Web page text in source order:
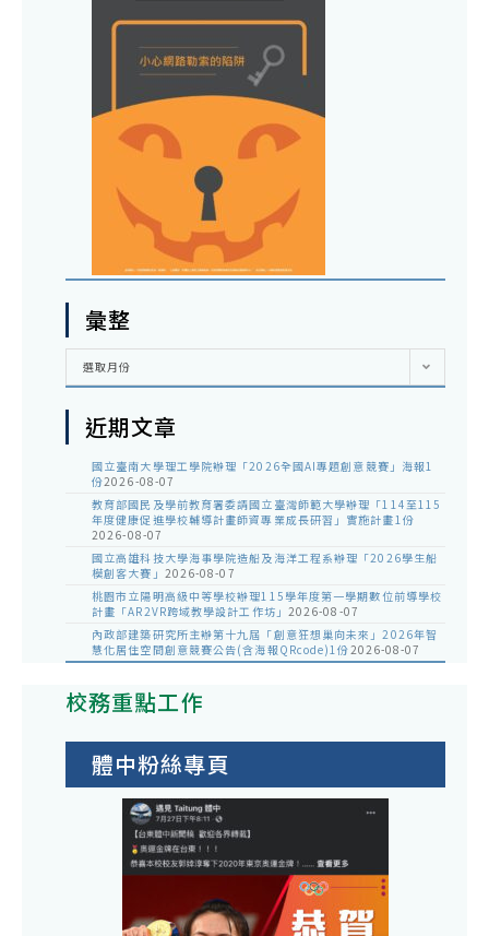
彙整
彙
選取月份
近期文章
國立臺南大學理工學院辦理「2026全國AI專題創意競賽」海報1
份2026-08-07
教育部國民及學前教育署委請國立臺灣師範大學辦理「114至115
年度健康促進學校輔導計畫師資專業成長研習」實施計畫1份
2026-08-07
國立高雄科技大學海事學院造船及海洋工程系辦理「2026學生船
模創客大賽」 2026-08-07
桃園市立陽明高級中等學校辦理115學年度第一學期數位前導學校
計畫「AR2VR跨域教學設計工作坊」 2026-08-07
內政部建築研究所主辦第十九屆「創意狂想巢向未來」2026年智
慧化居住空間創意競賽公告(含海報QRcode)1份2026-08-07
校務重點工作
體中粉絲專頁